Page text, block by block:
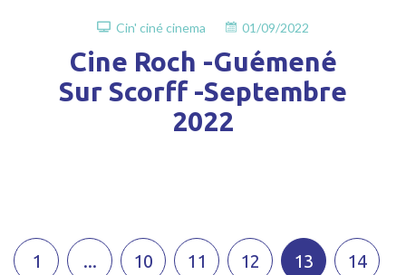
Cin' ciné cinema 01/09/2022
Cine Roch -Guémené
Sur Scorff -Septembre
2022
1 ... 10 11 12 13 14